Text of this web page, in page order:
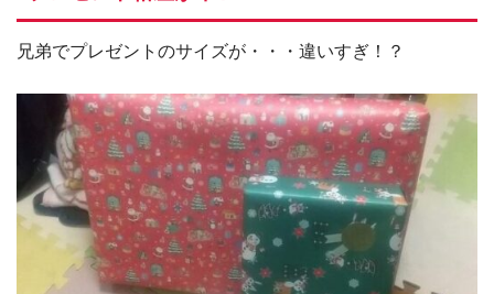
兄弟でプレゼントのサイズが・・・違いすぎ！？